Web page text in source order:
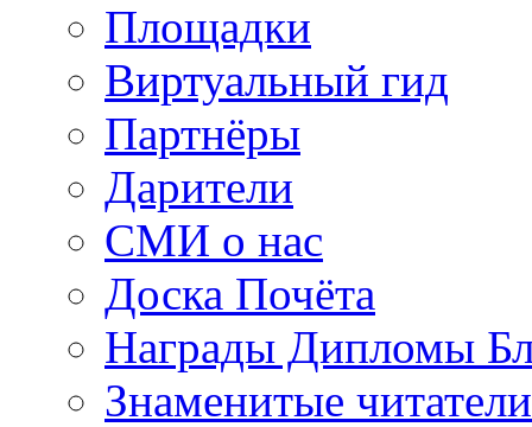
Площадки
Виртуальный гид
Партнёры
Дарители
СМИ о нас
Доска Почёта
Награды Дипломы
Знаменитые